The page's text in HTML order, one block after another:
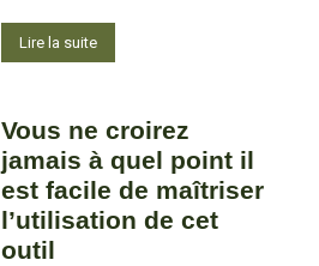
Lire la suite
Vous ne croirez
jamais à quel point il
est facile de maîtriser
l’utilisation de cet
outil